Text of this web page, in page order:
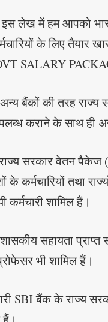
इस लेख में हम आपको
के लिए तैयार
SALARY
बैंकों की तरह राज्य
कराने के साथ ही
सरकार वेतन पैकेज
के कर्मचारियों तथा
कर्मचारी शामिल हैं।
सहायता प्राप्त
भी शामिल हैं।
SBI बैंक के राज्य